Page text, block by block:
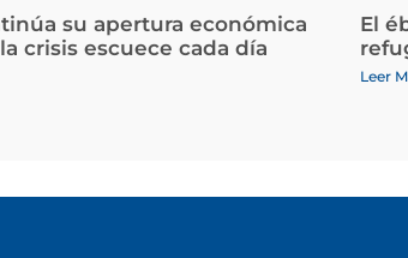
su apertura económica
crisis escuece cada día
El
Leer